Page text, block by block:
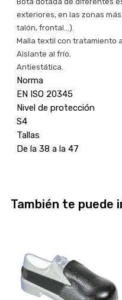
exteriores, en las zonas
talón, frontal…).
Malla textil con tratamiento
Aislante al frío.
Antiestática.
Norma
EN ISO 20345
Nivel de protección
S4
Tallas
De la 38 a la 47
También te puede